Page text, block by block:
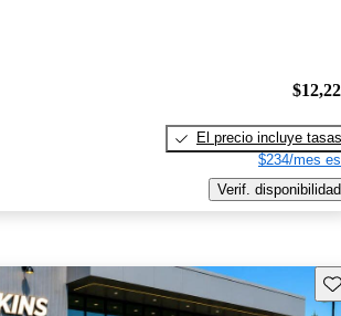
El precio incluye tasas
$234/mes
Verif. disponibilidad